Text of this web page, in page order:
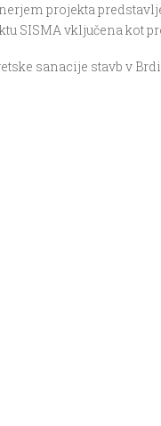
projekta
SISMA vključena kot
sanacije stavb v